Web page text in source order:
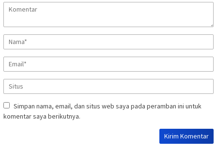
Simpan nama, email, dan situs web saya pada peramban ini untuk
komentar saya berikutnya.